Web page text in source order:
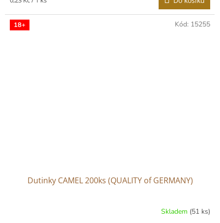
18+
Dutinky CAMEL 200ks (QUALITY of GERMANY)
Skladem (51 ks)
Kód: 15255